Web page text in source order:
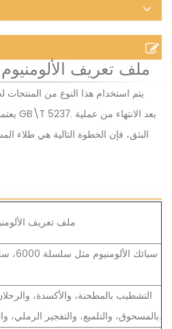
ملف تعريف
يتم استخدام هذا النوع من
البثق، فإن الخطوة التالية هي طلاء
ملف تعريف
التشطيب بالمطحنة، والأكسدة،
بالمسحوق، والتلميع، والتفجير الرملي، والطلاء بالفلوروكربون.